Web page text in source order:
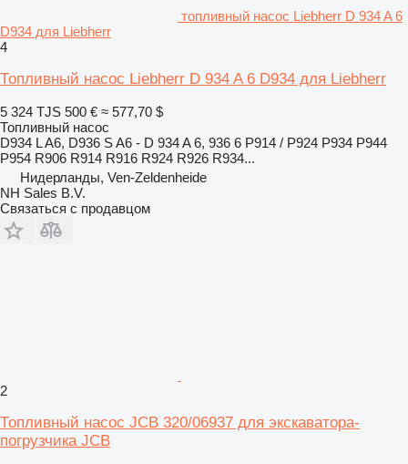
топливный насос Liebherr D 934 A 6
D934 для Liebherr
4
Топливный насос Liebherr D 934 A 6 D934 для Liebherr
5 324 TJS 500 € ≈ 577,70 $
Топливный насос
D934 L A6, D936 S A6 - D 934 A 6, 936 6 P914 / P924 P934 P944
P954 R906 R914 R916 R924 R926 R934...
Нидерланды, Ven-Zeldenheide
NH Sales B.V.
Связаться с продавцом
2
Топливный насос JCB 320/06937 для экскаватора-
погрузчика JCB